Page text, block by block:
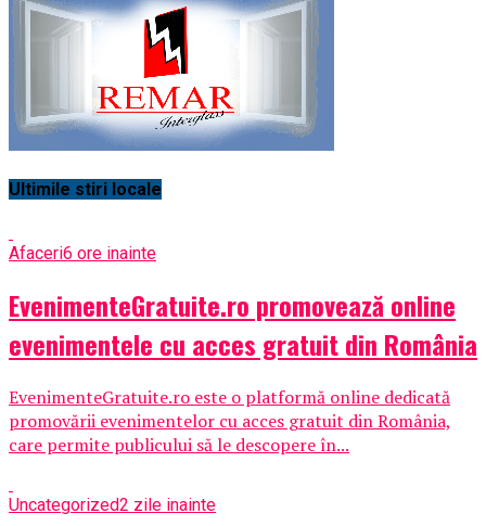
Ultimile stiri locale
Afaceri6 ore inainte
EvenimenteGratuite.ro promovează online
evenimentele cu acces gratuit din România
EvenimenteGratuite.ro este o platformă online dedicată
promovării evenimentelor cu acces gratuit din România,
care permite publicului să le descopere în...
Uncategorized2 zile inainte